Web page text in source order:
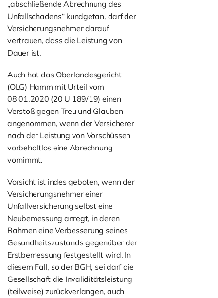
„abschließende Abrechnung des
Unfallschadens“ kundgetan, darf der
Versicherungsnehmer darauf
vertrauen, dass die Leistung von
Dauer ist.
Auch hat das Oberlandesgericht
(OLG) Hamm mit Urteil vom
08.01.2020 (20 U 189/19) einen
Verstoß gegen Treu und Glauben
angenommen, wenn der Versicherer
nach der Leistung von Vorschüssen
vorbehaltlos eine Abrechnung
vornimmt.
Vorsicht ist indes geboten, wenn der
Versicherungsnehmer einer
Unfallversicherung selbst eine
Neubemessung anregt, in deren
Rahmen eine Verbesserung seines
Gesundheitszustands gegenüber der
Erstbemessung festgestellt wird. In
diesem Fall, so der BGH, sei darf die
Gesellschaft die Invaliditätsleistung
(teilweise) zurückverlangen, auch